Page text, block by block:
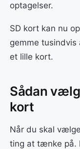
optagelser.
SD kort kan nu
gemme
et lille kort.
Sådan
kort
Når du skal
ting at tænke på.